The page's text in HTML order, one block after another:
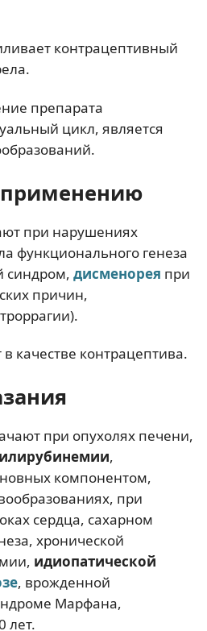
контрацептивный
препарата
цикл, является
применению
при нарушениях
функционального генеза
синдром, дисменорея при
причин,
качестве контрацептива.
при опухолях печени,
,
компонентом,
при
сердца, сахарном
хронической
идиопатической
, врожденной
Марфана,
лет.